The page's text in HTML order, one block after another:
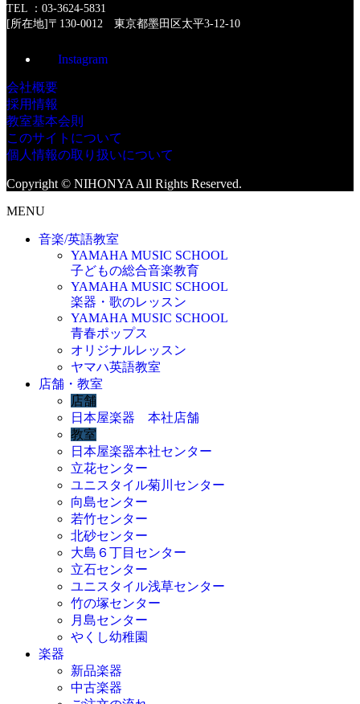
TEL ：03-3624-5831
[所在地]〒130-0012 東京都墨田区太平3-12-10
Instagram
会社概要
採用情報
教室基本会則
このサイトについて
個人情報の取り扱いについて
Copyright © NIHONYA All Rights Reserved.
MENU
音楽/英語教室
YAMAHA MUSIC SCHOOL
子どもの総合音楽教育
YAMAHA MUSIC SCHOOL
楽器・歌のレッスン
YAMAHA MUSIC SCHOOL
青春ポップス
オリジナルレッスン
ヤマハ英語教室
店舗・教室
店舗
日本屋楽器 本社店舗
教室
日本屋楽器本社センター
立花センター
ユニスタイル菊川センター
向島センター
若竹センター
北砂センター
大島６丁目センター
立石センター
ユニスタイル浅草センター
竹の塚センター
月島センター
やくし幼稚園
楽器
新品楽器
中古楽器